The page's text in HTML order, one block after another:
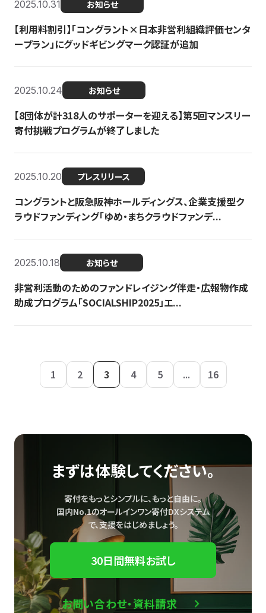
2025.10.31 お知らせ
【利用料割引】「コングラント×日本非営利組織評価センタ
ープラン」にグッドギビングマーク認証が追加
2025.10.24 お知らせ
【8団体が計318人のサポーターを迎える】​​第5回マンスリー
寄付挑戦プログラムが終了しました
2025.10.20 プレスリリース
コングラントと阪急阪神ホールディングス、企業支援型ク
ラウドファンディング「ゆめ・まちクラウドファンデ...
2025.10.18 お知らせ
非営利活動のためのファンドレイジング伴走・広報物作成
助成プログラム「SOCIALSHIP2025」エ...
1 2 3 4 5 ... 16
まずは体験してください。
寄付をもっとシンプルに、もっと自由に。
国内No.1のオールインワン寄付DXシステム
で、支援をはじめましょう。
30日間無料お試し
お問い合わせ・資料請求